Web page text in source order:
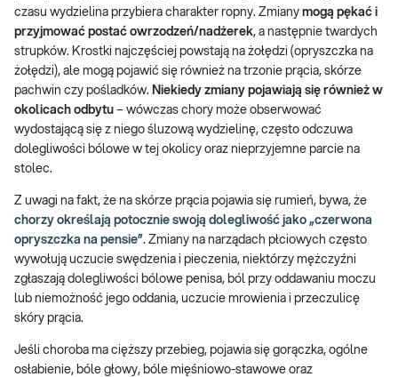
czasu wydzielina przybiera charakter ropny. Zmiany mogą pękać i
przyjmować postać owrzodzeń/nadżerek, a następnie twardych
strupków. Krostki najczęściej powstają na żołędzi (opryszczka na
żołędzi), ale mogą pojawić się również na trzonie prącia, skórze
pachwin czy pośladków. Niekiedy zmiany pojawiają się również w
okolicach odbytu – wówczas chory może obserwować
wydostającą się z niego śluzową wydzielinę, często odczuwa
dolegliwości bólowe w tej okolicy oraz nieprzyjemne parcie na
stolec.
Z uwagi na fakt, że na skórze prącia pojawia się rumień, bywa, że
chorzy określają potocznie swoją dolegliwość jako „czerwona
opryszczka na pensie”. Zmiany na narządach płciowych często
wywołują uczucie swędzenia i pieczenia, niektórzy mężczyźni
zgłaszają dolegliwości bólowe penisa, ból przy oddawaniu moczu
lub niemożność jego oddania, uczucie mrowienia i przeczulicę
skóry prącia.
Jeśli choroba ma cięższy przebieg, pojawia się gorączka, ogólne
osłabienie, bóle głowy, bóle mięśniowo-stawowe oraz